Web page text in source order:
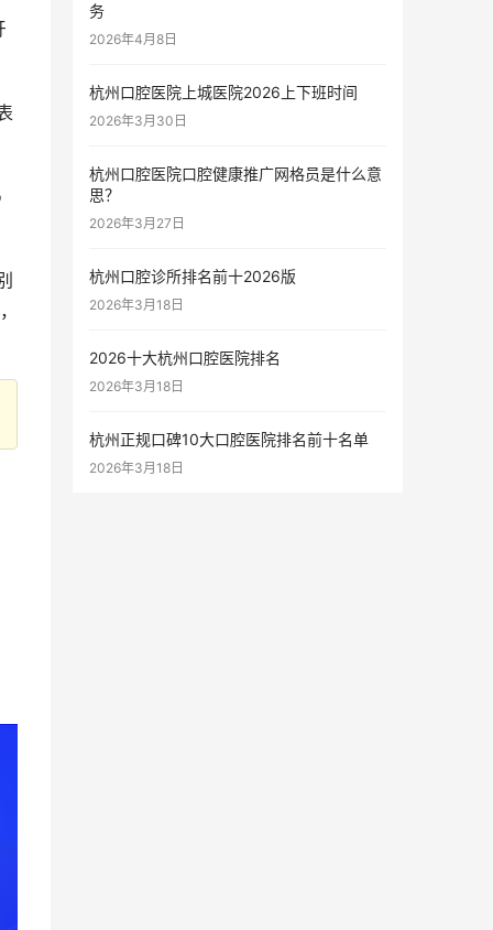
务
2026年4月8日
杭州口腔医院上城医院2026上下班时间
2026年3月30日
杭州口腔医院口腔健康推广网格员是什么意
思？
2026年3月27日
杭州口腔诊所排名前十2026版
2026年3月18日
2026十大杭州口腔医院排名
2026年3月18日
杭州正规口碑10大口腔医院排名前十名单
2026年3月18日